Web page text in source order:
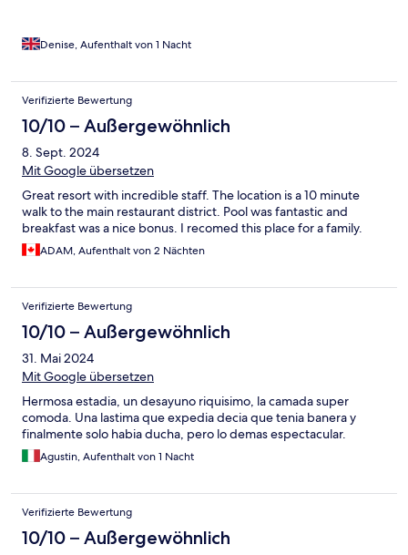
Denise, Aufenthalt von 1 Nacht
Verifizierte Bewertung
10/10 – Außergewöhnlich
8. Sept. 2024
Mit Google übersetzen
Great resort with incredible staff. The location is a 10 minute
walk to the main restaurant district. Pool was fantastic and
breakfast was a nice bonus. I recomed this place for a family.
ADAM, Aufenthalt von 2 Nächten
Verifizierte Bewertung
10/10 – Außergewöhnlich
31. Mai 2024
Mit Google übersetzen
Hermosa estadia, un desayuno riquisimo, la camada super
comoda. Una lastima que expedia decia que tenia banera y
finalmente solo habia ducha, pero lo demas espectacular.
Agustin, Aufenthalt von 1 Nacht
Verifizierte Bewertung
10/10 – Außergewöhnlich